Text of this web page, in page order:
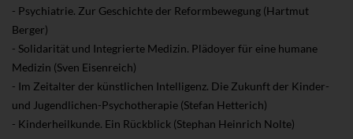
- Psychiatrie. Zur Geschichte der Reformbewegung (Hartmut
Berger)
- Solidarität und Integrierte Medizin. Plädoyer für eine humane
Medizin (Sven Eisenreich)
- Im Zeitalter der künstlichen Intelligenz. Die Zukunft der Kinder-
und Jugendlichen-Psychotherapie (Stefan Hetterich)
- Kinderheilkunde. Ein Rückblick (Stephan Heinrich Nolte)